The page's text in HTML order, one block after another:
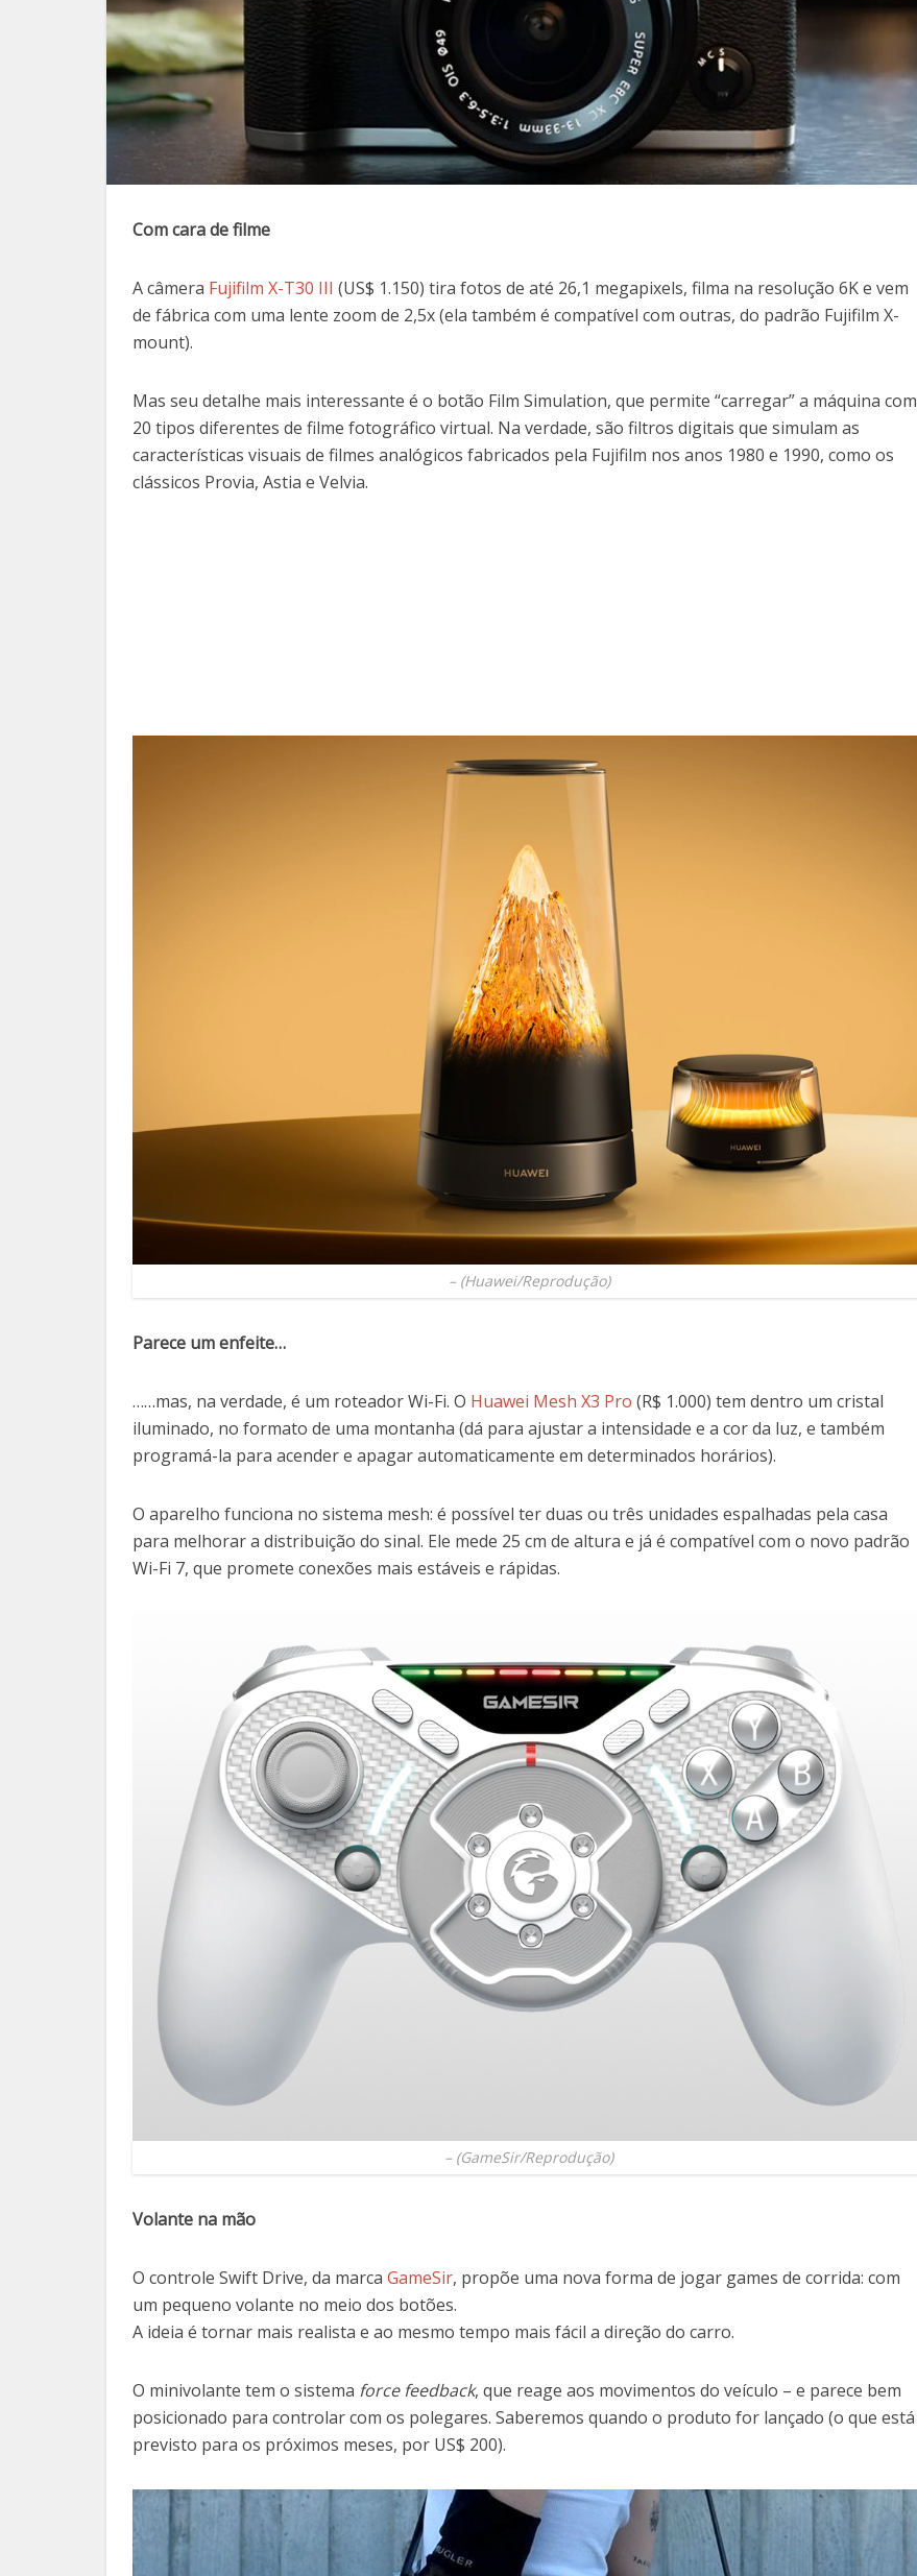
Com cara de filme
A câmera Fujifilm X-T30 III (US$ 1.150) tira fotos de até 26,1 megapixels, filma na resolução 6K e vem
de fábrica com uma lente zoom de 2,5x (ela também é compatível com outras, do padrão Fujifilm X-
mount).
Mas seu detalhe mais interessante é o botão Film Simulation, que permite “carregar” a máquina com
20 tipos diferentes de filme fotográfico virtual. Na verdade, são filtros digitais que simulam as
características visuais de filmes analógicos fabricados pela Fujifilm nos anos 1980 e 1990, como os
clássicos Provia, Astia e Velvia.
– (Huawei/Reprodução)
Parece um enfeite…
……mas, na verdade, é um roteador Wi-Fi. O Huawei Mesh X3 Pro (R$ 1.000) tem dentro um cristal
iluminado, no formato de uma montanha (dá para ajustar a intensidade e a cor da luz, e também
programá-la para acender e apagar automaticamente em determinados horários).
O aparelho funciona no sistema mesh: é possível ter duas ou três unidades espalhadas pela casa
para melhorar a distribuição do sinal. Ele mede 25 cm de altura e já é compatível com o novo padrão
Wi-Fi 7, que promete conexões mais estáveis e rápidas.
– (GameSir/Reprodução)
Volante na mão
O controle Swift Drive, da marca GameSir, propõe uma nova forma de jogar games de corrida: com
um pequeno volante no meio dos botões.
A ideia é tornar mais realista e ao mesmo tempo mais fácil a direção do carro.
O minivolante tem o sistema force feedback, que reage aos movimentos do veículo – e parece bem
posicionado para controlar com os polegares. Saberemos quando o produto for lançado (o que está
previsto para os próximos meses, por US$ 200).